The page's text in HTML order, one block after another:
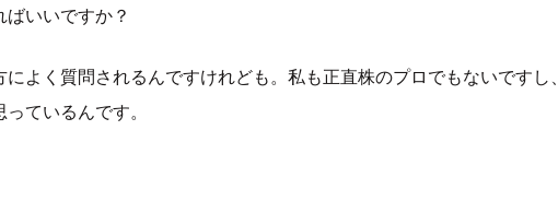
いいですか？
によく質問されるんですけれども。私も正直株のプロでもないですし、
ているんです。